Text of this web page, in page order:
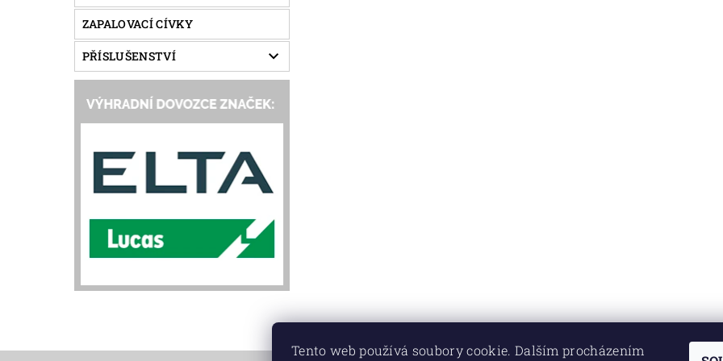
ZAPALOVACÍ CÍVKY
PŘÍSLUŠENSTVÍ
Tento web používá soubory cookie. Dalším procházením